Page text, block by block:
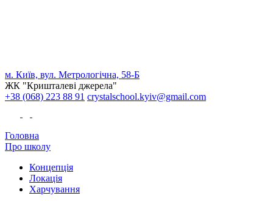
м. Київ, вул. Метрологічна, 58-Б
ЖК "Кришталеві джерела"
+38 (068) 223 88 91 crystalschool.kyiv@gmail.com
Головна
Про школу
Концепція
Локація
Харчування